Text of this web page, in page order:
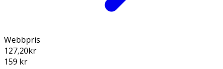
Webbpris
127,20kr
159 kr